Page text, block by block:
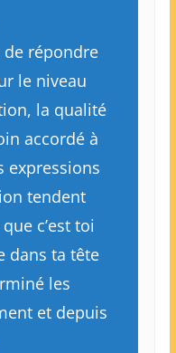
de répondre
le niveau
la qualité
accordé à
expressions
tendent
c’est toi
dans ta tête
les
et depuis